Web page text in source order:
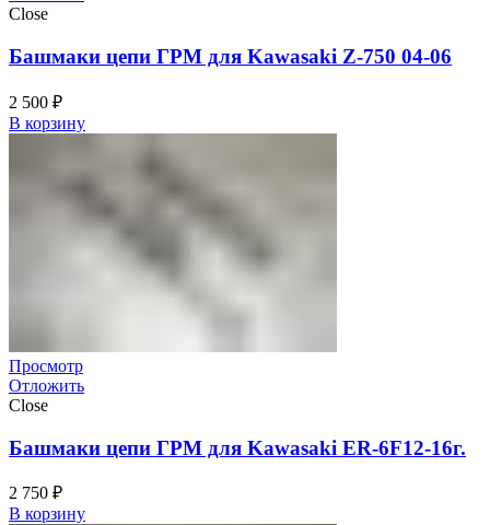
Close
Башмаки цепи ГРМ для Kawasaki Z-750 04-06
2 500 ₽
В корзину
Просмотр
Отложить
Close
Башмаки цепи ГРМ для Kawasaki ER-6F12-16г.
2 750 ₽
В корзину